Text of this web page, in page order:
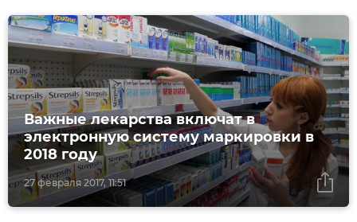
27 февраля 2017, 11:51
Важные лекарства включат в
электронную систему маркировки в
2018 году